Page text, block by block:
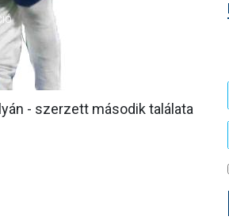
- szerzett második találata